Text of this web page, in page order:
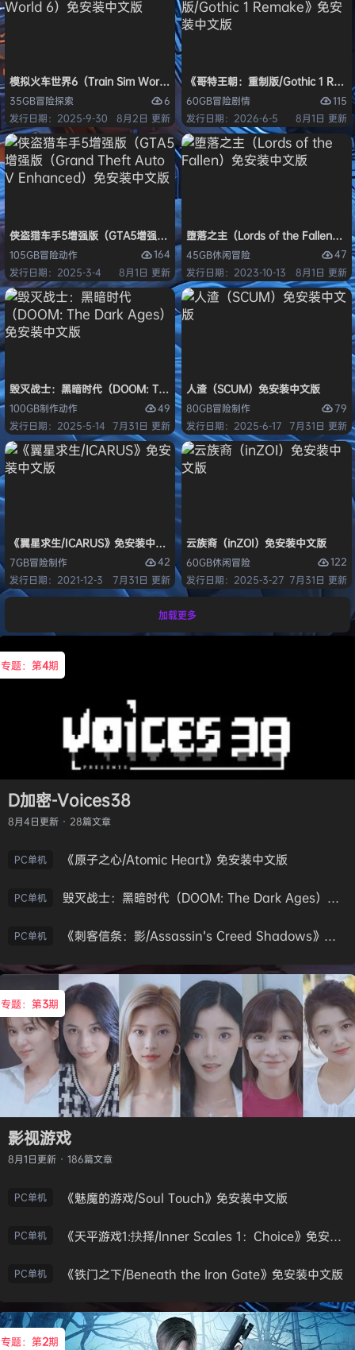
模拟火车世界6（Train Sim World 6）免安装中文版
35GB冒险探索
6
发行日期：2025-9-30
8月2日 更新
《哥特王朝：重制版/Gothic 1
60GB冒险剧情
115
发行日期：2026-6-5
8月1日 更新
侠盗猎车手5增强版（GTA5增强版（Grand Theft Auto V Enhanced）免
105GB冒险动作
164
发行日期：2025-3-4
8月1日 更新
堕落之主（Lords of the Fallen）免
45GB休闲冒险
47
发行日期：2023-10-13
8月1日 更新
毁灭战士：黑暗时代（DOOM: The Dark Ages）免安装中文版
100GB制作动作
49
发行日期：2025-5-14
7月31日 更新
人渣（SCUM）免安装中文版
80GB冒险制作
79
发行日期：2025-6-17
7月31日 更新
《翼星求生/ICARUS》免安装中文版
7GB冒险制作
42
发行日期：2021-12-3
7月31日 更新
云族裔（inZOI）免安装中文版
60GB休闲冒险
122
发行日期：2025-3-27 7月31日 更新
加载更多
专题：第4期
D加密-Voices38
8月4日更新 · 28篇文章
PC单机 《原子之心/Atomic Heart》免安装中文版
PC单机 毁灭战士：黑暗时代（DOOM: The Dark Ages）免安装中文版
PC单机 《刺客信条：影/Assassin’s Creed Shadows》免安装版，非虚拟机
专题：第3期
影视游戏
8月1日更新 · 186篇文章
PC单机 《魅魔的游戏/Soul Touch》免安装中文版
PC单机 《天平游戏1:抉择/Inner Scales 1：Choice》免安装中文版
PC单机 《铁门之下/Beneath the Iron Gate》免安装中文版
专题：第2期